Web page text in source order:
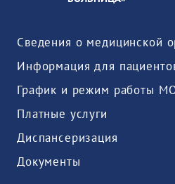
Сведения о медицинской
Информация для
График и режим работы
Платные услуги
Диспансеризация
Документы